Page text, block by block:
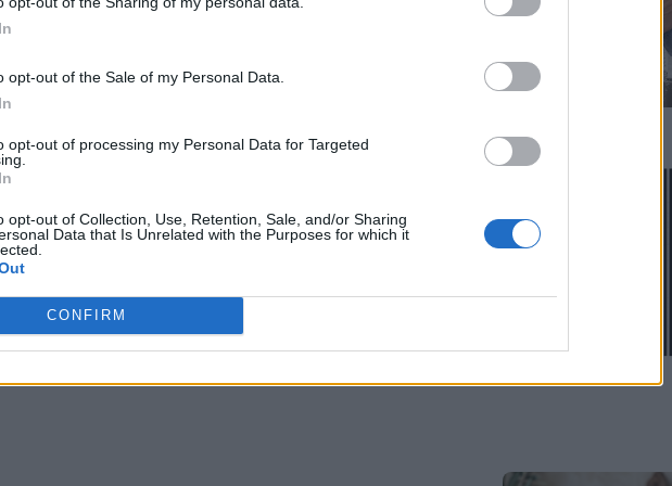
opt-out of the Sale of my Personal Data.
opt-out of processing my Personal Data for Targeted
opt-out of Collection, Use, Retention, Sale, and/or Sharing
Data that Is Unrelated with the Purposes for which it
CONFIRM
κατά 1,14 mm Hg
αλκοόλ την ημέρα και κατά
μέσο όρο 48 γραμμάρια την
στους άνδρες, αλλά όχι
πίεση δεν είναι τόσο
του κινδύνου καρδιακής